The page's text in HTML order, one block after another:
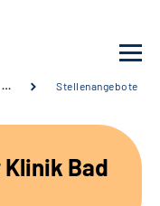
… Stellenangebote
Bad